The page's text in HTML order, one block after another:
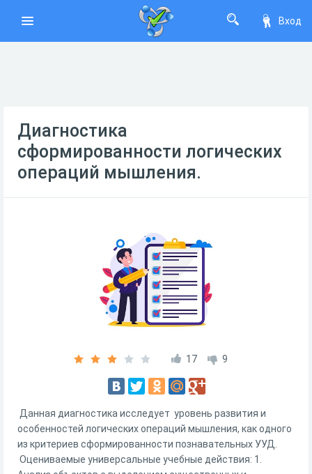
Вход
Диагностика
сформированности логических
операций мышления.
17 9
Данная диагностика исследует уровень развития и
особенностей логических операций мышления, как одного
из критериев сформированности познавательных УУД.
Оцениваемые универсальные учебные действия: 1.